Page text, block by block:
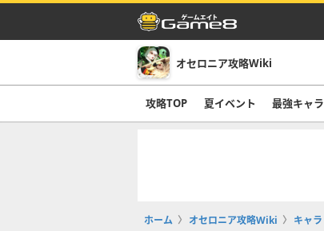
オセロニア攻略Wiki
攻略TOP 夏イベント 最強キャラ
ホーム オセロニア攻略Wiki キャラ